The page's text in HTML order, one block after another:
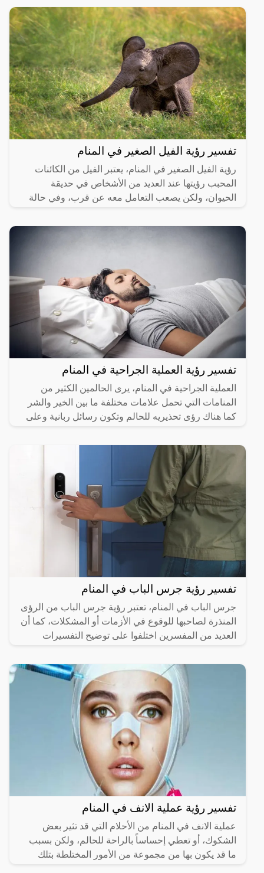
تفسير رؤية الفيل الصغير في المنام
رؤية الفيل الصغير في المنام، يعتبر الفيل من الكائنات
المحبب رؤيتها عند العديد من الأشخاص في حديقة
الحيوان، ولكن يصعب التعامل معه عن قرب، وفي حالة
تفسير رؤية العملية الجراحية في المنام
العملية الجراحية في المنام، يرى الحالمين الكثير من
المنامات التي تحمل علامات مختلفة ما بين الخير والشر
كما هناك رؤى تحذيريه للحالم وتكون رسائل ربانية وعلى
تفسير رؤية جرس الباب في المنام
جرس الباب في المنام، تعتبر رؤية جرس الباب من الرؤى
المنذرة لصاحبها للوقوع في الأزمات أو المشكلات، كما أن
العديد من المفسرين اختلفوا على توضيح التفسيرات
تفسير رؤية عملية الانف في المنام
عملية الانف في المنام من الأحلام التي قد تثير بعض
الشكوك، أو تعطي إحساساً بالراحة للحالم، ولكن بسبب
ما قد يكون بها من مجموعة من الأمور المختلطة بتلك